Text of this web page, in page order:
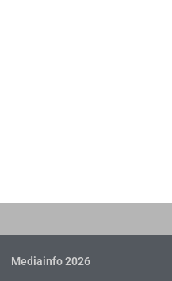
Mediainfo 2026